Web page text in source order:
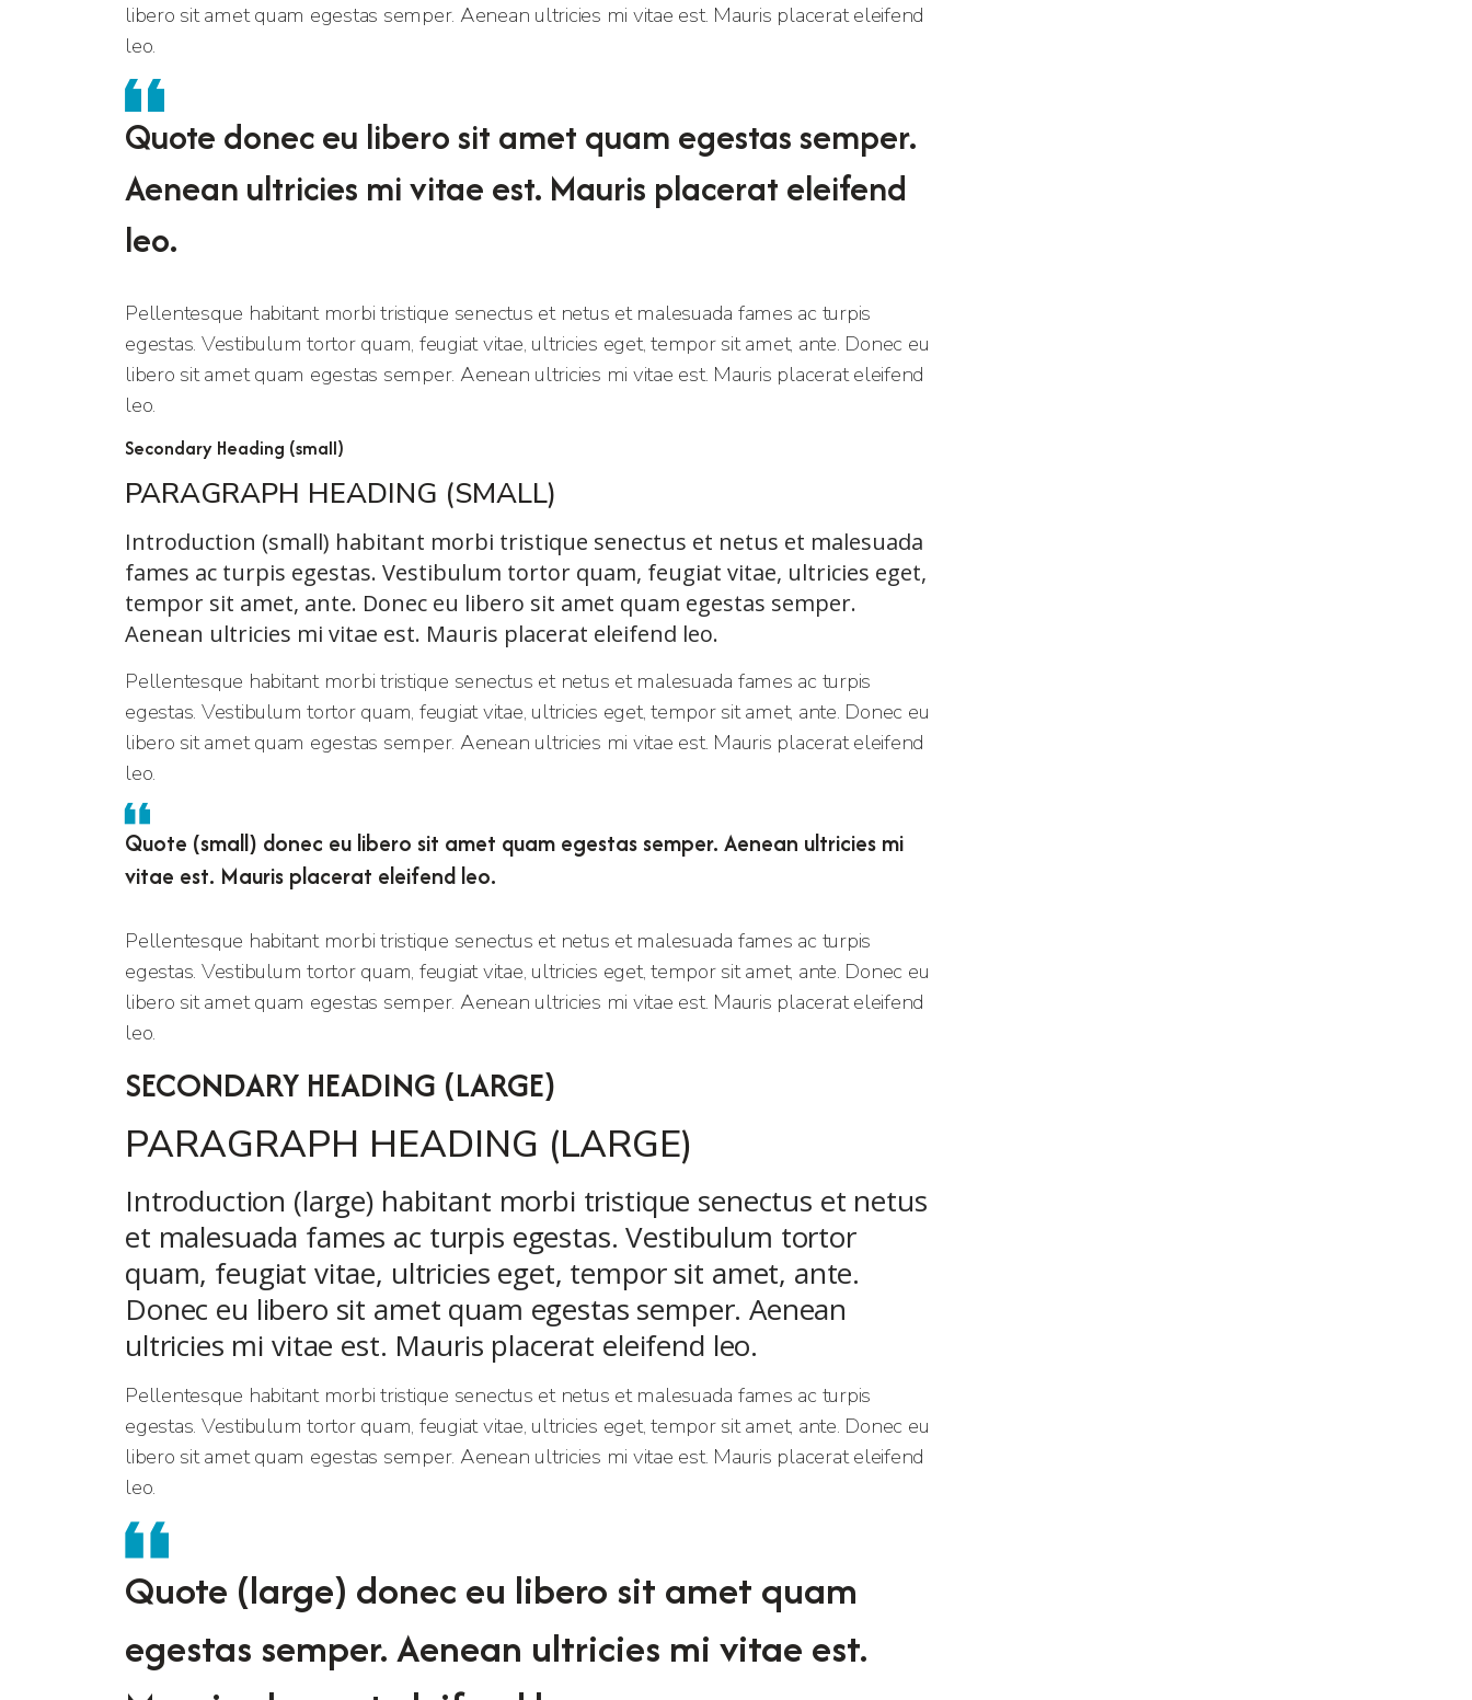
libero sit amet quam egestas semper. Aenean ultricies mi vitae est. Mauris placerat eleifend
leo.
Quote donec eu libero sit amet quam egestas semper.
Aenean ultricies mi vitae est. Mauris placerat eleifend
leo.
Pellentesque habitant morbi tristique senectus et netus et malesuada fames ac turpis
egestas. Vestibulum tortor quam, feugiat vitae, ultricies eget, tempor sit amet, ante. Donec eu
libero sit amet quam egestas semper. Aenean ultricies mi vitae est. Mauris placerat eleifend
leo.
Secondary Heading (small)
PARAGRAPH HEADING (SMALL)
Introduction (small) habitant morbi tristique senectus et netus et malesuada
fames ac turpis egestas. Vestibulum tortor quam, feugiat vitae, ultricies eget,
tempor sit amet, ante. Donec eu libero sit amet quam egestas semper.
Aenean ultricies mi vitae est. Mauris placerat eleifend leo.
Pellentesque habitant morbi tristique senectus et netus et malesuada fames ac turpis
egestas. Vestibulum tortor quam, feugiat vitae, ultricies eget, tempor sit amet, ante. Donec eu
libero sit amet quam egestas semper. Aenean ultricies mi vitae est. Mauris placerat eleifend
leo.
Quote (small) donec eu libero sit amet quam egestas semper. Aenean ultricies mi
vitae est. Mauris placerat eleifend leo.
Pellentesque habitant morbi tristique senectus et netus et malesuada fames ac turpis
egestas. Vestibulum tortor quam, feugiat vitae, ultricies eget, tempor sit amet, ante. Donec eu
libero sit amet quam egestas semper. Aenean ultricies mi vitae est. Mauris placerat eleifend
leo.
SECONDARY HEADING (LARGE)
PARAGRAPH HEADING (LARGE)
Introduction (large) habitant morbi tristique senectus et netus
et malesuada fames ac turpis egestas. Vestibulum tortor
quam, feugiat vitae, ultricies eget, tempor sit amet, ante.
Donec eu libero sit amet quam egestas semper. Aenean
ultricies mi vitae est. Mauris placerat eleifend leo.
Pellentesque habitant morbi tristique senectus et netus et malesuada fames ac turpis
egestas. Vestibulum tortor quam, feugiat vitae, ultricies eget, tempor sit amet, ante. Donec eu
libero sit amet quam egestas semper. Aenean ultricies mi vitae est. Mauris placerat eleifend
leo.
Quote (large) donec eu libero sit amet quam
egestas semper. Aenean ultricies mi vitae est.